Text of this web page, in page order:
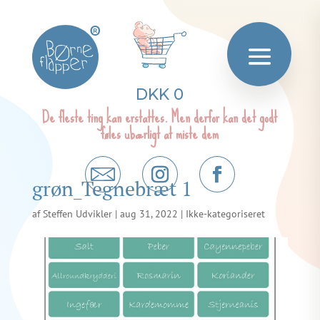
®
DKK 0
De fleste ting kan erstattes. Men derfor kan det godt
føles ubærligt at miste dem
grøn_Tegnebræt 1
afSteffen Udvikler| aug 31, 2022 | Ikke-kategoriseret